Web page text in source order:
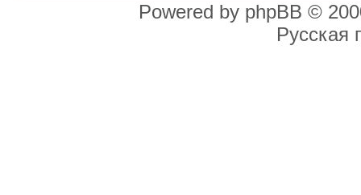
Powered by phpBB ©
Русская